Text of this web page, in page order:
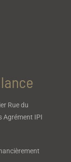
Rue du
Agrément IPI